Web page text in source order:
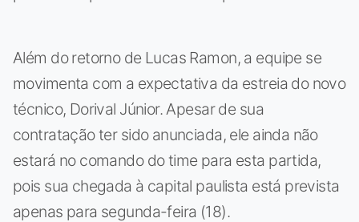
Além do retorno de Lucas Ramon, a equipe se
movimenta com a expectativa da estreia do novo
técnico, Dorival Júnior. Apesar de sua
contratação ter sido anunciada, ele ainda não
estará no comando do time para esta partida,
pois sua chegada à capital paulista está prevista
apenas para segunda-feira (18).